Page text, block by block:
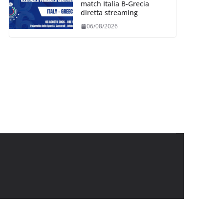
match Italia B-Grecia
diretta streaming
06/08/2026